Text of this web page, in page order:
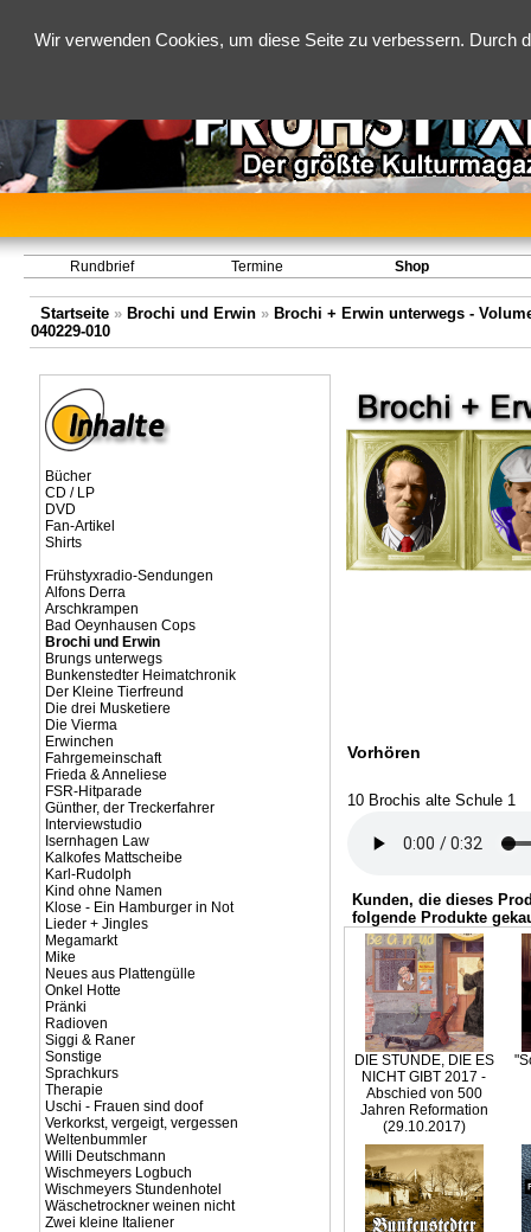
Wir verwenden Cookies, um diese Seite zu verbessern.
Rundbrief Termine Shop
Startseite» Brochi und Erwin» Brochi + Erwin unterwegs -
040229-010
Bücher
CD / LP
DVD
Fan-Artikel
Shirts
Frühstyxradio-Sendungen
Alfons Derra
Arschkrampen
Bad Oeynhausen Cops
Brochi und Erwin
Brungs unterwegs
Bunkenstedter Heimatchronik
Der Kleine Tierfreund
Die drei Musketiere
Die Vierma
Erwinchen
Fahrgemeinschaft
Frieda & Anneliese
FSR-Hitparade
Günther, der Treckerfahrer
Interviewstudio
Isernhagen Law
Kalkofes Mattscheibe
Karl-Rudolph
Kind ohne Namen
Klose - Ein Hamburger in Not
Lieder + Jingles
Megamarkt
Mike
Neues aus Plattengülle
Onkel Hotte
Pränki
Radioven
Siggi & Raner
Sonstige
Sprachkurs
Therapie
Uschi - Frauen sind doof
Verkorkst, vergeigt, vergessen
Weltenbummler
Willi Deutschmann
Wischmeyers Logbuch
Wischmeyers Stundenhotel
Wäschetrockner weinen nicht
Zwei kleine Italiener
Vorhören
10 Brochis alte Schule 1
Kunden, die dieses
folgende Produkte
DIE STUNDE, DIE ES
NICHT GIBT 2017 -
Abschied von 500
Jahren Reformation
(29.10.2017)